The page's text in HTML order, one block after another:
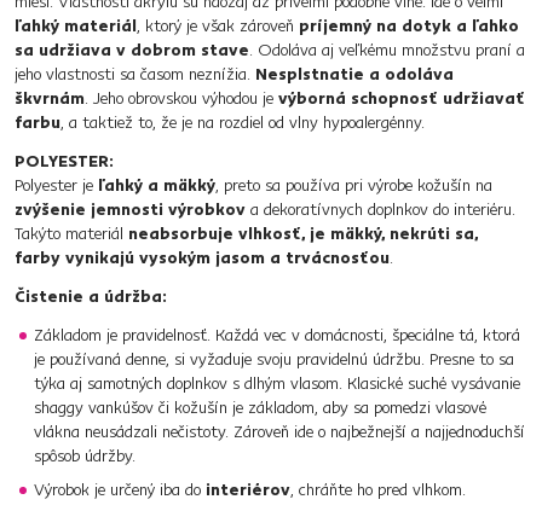
ľahký materiál, ktorý je však zároveň príjemný na dotyk a ľahko
sa udržiava v dobrom stave. Odoláva aj veľkému množstvu praní a
jeho vlastnosti sa časom neznížia. Nesplstnatie a odoláva
škvrnám. Jeho obrovskou výhodou je výborná schopnosť udržiavať
farbu, a taktiež to, že je na rozdiel od vlny hypoalergénny.
POLYESTER:
Polyester je ľahký a mäkký, preto sa používa pri výrobe kožušín na
zvýšenie jemnosti výrobkov a dekoratívnych doplnkov do interiéru.
Takýto materiál neabsorbuje vlhkosť, je mäkký, nekrúti sa,
farby vynikajú vysokým jasom a trvácnosťou.
Čistenie a údržba:
Základom je pravidelnosť. Každá vec v domácnosti, špeciálne tá, ktorá
je používaná denne, si vyžaduje svoju pravidelnú údržbu. Presne to sa
týka aj samotných doplnkov s dlhým vlasom. Klasické suché vysávanie
shaggy vankúšov či kožušín je základom, aby sa pomedzi vlasové
vlákna neusádzali nečistoty. Zároveň ide o najbežnejší a najjednoduchší
spôsob údržby.
Výrobok je určený iba do interiérov, chráňte ho pred vlhkom.